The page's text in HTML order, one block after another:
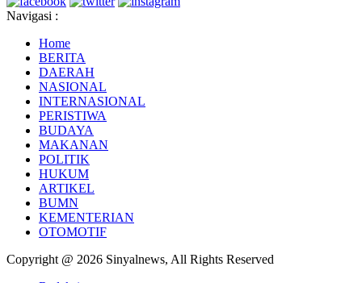
Navigasi :
Home
BERITA
DAERAH
NASIONAL
INTERNASIONAL
PERISTIWA
BUDAYA
MAKANAN
POLITIK
HUKUM
ARTIKEL
BUMN
KEMENTERIAN
OTOMOTIF
Copyright @ 2026 Sinyalnews, All Rights Reserved